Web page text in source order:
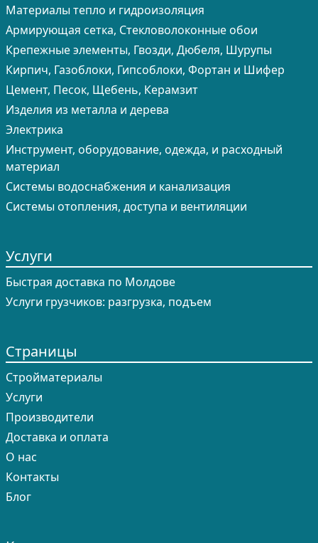
Материалы тепло и гидроизоляция
Армирующая сетка, Стекловолоконные обои
Крепежные элементы, Гвозди, Дюбеля, Шурупы
Кирпич, Газоблоки, Гипсоблоки, Фортан и Шифер
Цемент, Песок, Щебень, Керамзит
Изделия из металла и дерева
Электрика
Инструмент, оборудование, одежда, и расходный
материал
Системы водоснабжения и канализация
Системы отопления, доступа и вентиляции
Услуги
Быстрая доставка по Молдове
Услуги грузчиков: разгрузка, подъем
Страницы
Cтройматериалы
Услуги
Производители
Доставка и оплата
О нас
Контакты
Блог